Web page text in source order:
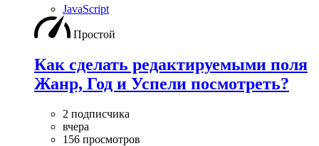
JavaScript
Простой
Как сделать редактируемыми поля
Жанр, Год и Успели посмотреть?
2 подписчика
вчера
156 просмотров